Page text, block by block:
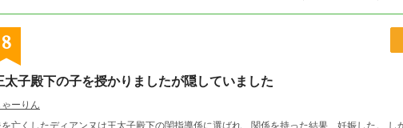
8
太子殿下の子を授かりましたが隠していました
ゃーりん
を亡くしたディアンヌは王太子殿下の閨指導係に選ばれ、関係を持った結果、妊娠した。